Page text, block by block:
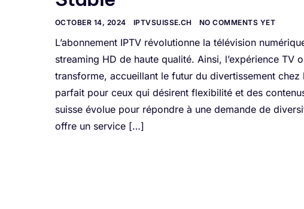
OCTOBER 14, 2024 IPTVSUISSE.CH NO COMMENTS YET
L’abonnement IPTV révolutionne la télévision
streaming HD de haute qualité. Ainsi, l’expérience TV
transforme, accueillant le futur du divertissement chez
parfait pour ceux qui désirent flexibilité et des
suisse évolue pour répondre à une demande de
offre un service […]